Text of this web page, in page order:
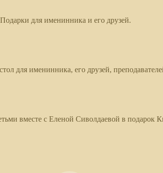
Подарки для именинника и его друзей.
для именинника, его друзей,
вместе с Еленой Сиволдаевой в подарок